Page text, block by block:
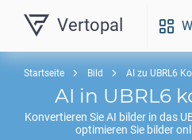
Vertopal
Startseite Bild AI zu UBRL6
AI in UBRL6
Konvertieren SieAI bilder in das
optimieren Sie bilder